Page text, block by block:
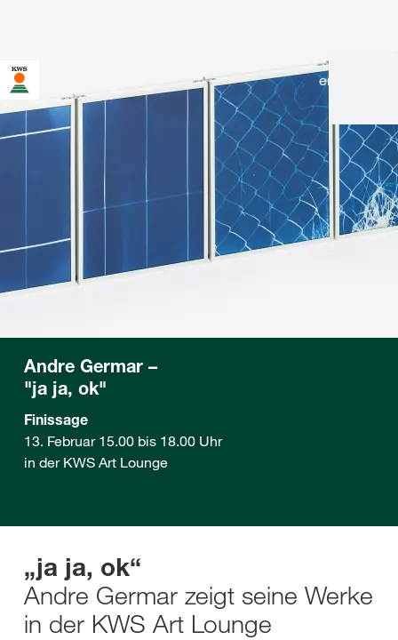
en
Andre Germar –
"ja ja, ok"
Finissage
13. Februar 15.00 bis 18.00 Uhr
in der KWS Art Lounge
„ja ja, ok“
Andre Germar zeigt seine Werke
in der KWS Art Lounge